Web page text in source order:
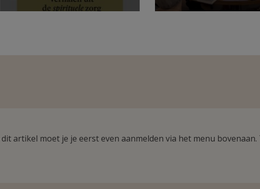
artikel moet je je eerst even aanmelden via het menu